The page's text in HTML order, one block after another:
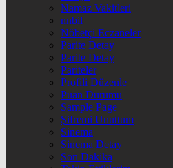
Namaz Vakitleri
nnbil
Nöbetçi Eczaneler
Parite Detay
Parite Detay
Pariteler
Profili Düzenle
Puan Durumu
Sample Page
Şifremi Unuttum
Sinema
Sinema Detay
Son Dakika